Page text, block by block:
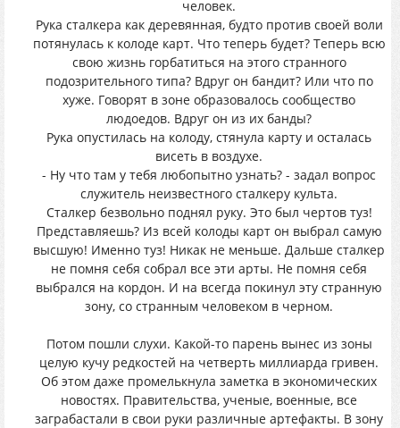
человек.
Рука сталкера как деревянная, будто против своей воли
потянулась к колоде карт. Что теперь будет? Теперь всю
свою жизнь горбатиться на этого странного
подозрительного типа? Вдруг он бандит? Или что по
хуже. Говорят в зоне образовалось сообщество
людоедов. Вдруг он из их банды?
Рука опустилась на колоду, стянула карту и осталась
висеть в воздухе.
- Ну что там у тебя любопытно узнать? - задал вопрос
служитель неизвестного сталкеру культа.
Сталкер безвольно поднял руку. Это был чертов туз!
Представляешь? Из всей колоды карт он выбрал самую
высшую! Именно туз! Никак не меньше. Дальше сталкер
не помня себя собрал все эти арты. Не помня себя
выбрался на кордон. И на всегда покинул эту странную
зону, со странным человеком в черном.
Потом пошли слухи. Какой-то парень вынес из зоны
целую кучу редкостей на четверть миллиарда гривен.
Об этом даже промелькнула заметка в экономических
новостях. Правительства, ученые, военные, все
заграбастали в свои руки различные артефакты. В зону